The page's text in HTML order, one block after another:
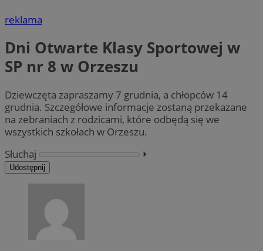
reklama
Dni Otwarte Klasy Sportowej w
SP nr 8 w Orzeszu
Dziewczęta zapraszamy 7 grudnia, a chłopców 14
grudnia. Szczegółowe informacje zostaną przekazane
na zebraniach z rodzicami, które odbędą się we
wszystkich szkołach w Orzeszu.
Słuchaj
⏵︎
Udostępnij